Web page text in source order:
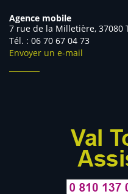
Agence mobile
7 rue de la Milletière, 37080
Tél. : 06 70 67 04 73
Envoyer un e-mail